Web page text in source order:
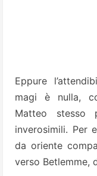
Eppure
magi è nulla,
Matteo stesso
inverosimili. Per
da oriente
verso Betlemme,